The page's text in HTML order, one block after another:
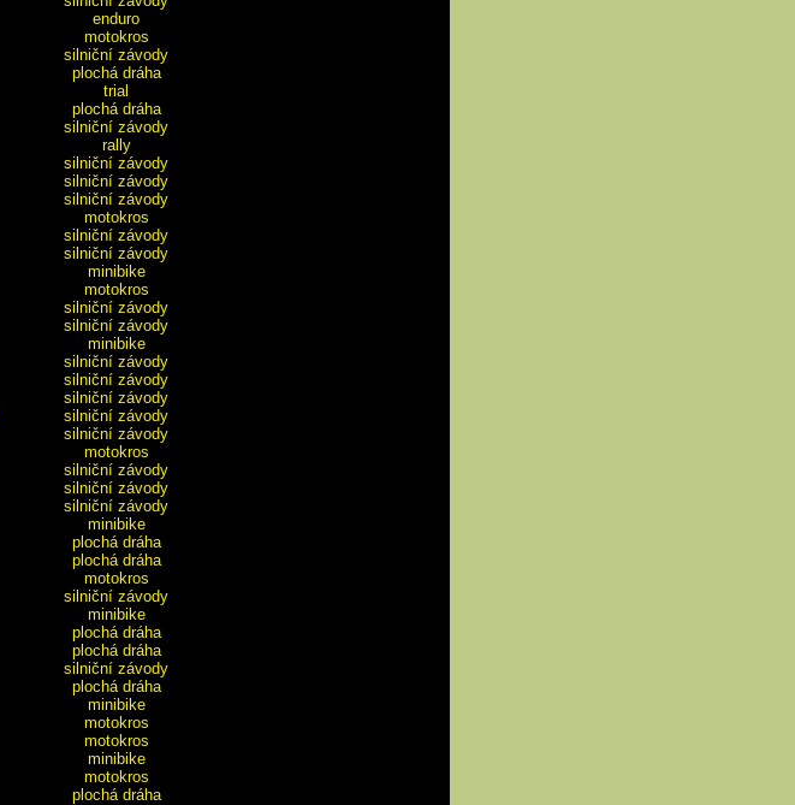
enduro
motokros
silniční závody
plochá dráha
trial
plochá dráha
silniční závody
rally
silniční závody
silniční závody
silniční závody
motokros
silniční závody
silniční závody
minibike
motokros
silniční závody
silniční závody
minibike
silniční závody
silniční závody
silniční závody
silniční závody
silniční závody
motokros
silniční závody
silniční závody
silniční závody
minibike
plochá dráha
plochá dráha
motokros
silniční závody
minibike
plochá dráha
plochá dráha
silniční závody
plochá dráha
minibike
motokros
motokros
minibike
motokros
plochá dráha